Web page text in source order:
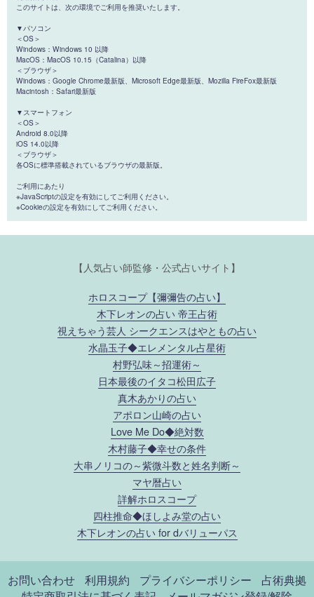
このサイトは、次の環境でご利用を推奨いたします。
▼パソコン
＜OS＞
Windows：Windows 10 以降
MacOS：MacOS 10.15（Catalina）以降
＜ブラウザ＞
Windows：Google Chrome最新版、Microsoft Edge最新版、Mozilla FireFox最新版
Macintosh：Safari最新版
▼スマートフォン
＜OS＞
Android 8.0以降
iOS 14.0以降
＜ブラウザ＞
各OSに標準搭載されているブラウザの最新版。
ご利用にあたり
※JavaScriptの設定を有効にしてご利用ください。
※Cookieの設定を有効にしてご利用ください。
【人気占い師監修・公式占いサイト】
ホロスコープ【彌彌告の占い】
木下レオンの占い 帝王占術
視えちゃう芸人 シークエンスはやともの占い
水晶玉子◆エレメンタル占星術
村野弘味～招運術～
日本最後のイタコ松田広子
真木あかりの占い
アポロン山崎の占い
Love Me Do◆絶対数
木村藤子◆幸せの条件
大串ノリコの～紫微斗数と姓名判断～
マヤ暦占い
詳解ホロスコープ
四柱推命◆ほしよみ堂の占い
木下レオンの占い for dバリューパス
お問い合わせ 利用規約 プライバシーポリシー
占術典拠